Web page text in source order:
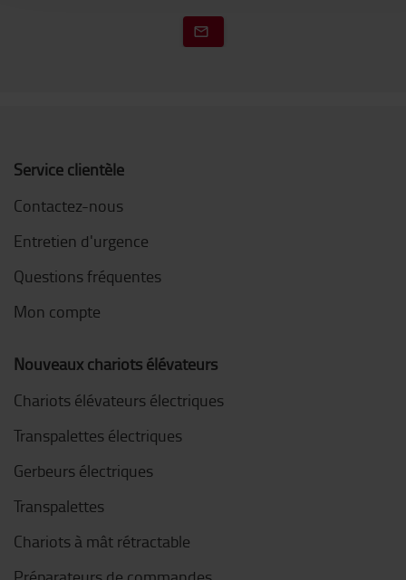
Service clientèle
Contactez-nous
Entretien d'urgence
Questions fréquentes
Mon compte
Nouveaux chariots élévateurs
Chariots élévateurs électriques
Transpalettes électriques
Gerbeurs électriques
Transpalettes
Chariots à mât rétractable